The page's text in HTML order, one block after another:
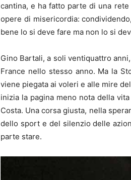
cantina, e ha fatto parte di una
opere di misericordia:
bene lo si deve fare ma non lo si
Gino Bartali, a soli ventiquattro
France nello stesso anno. Ma la
viene piegata ai voleri e alle mire
inizia la pagina meno nota della
Costa. Una corsa giusta, nella
dello sport e del silenzio delle
parte stare.